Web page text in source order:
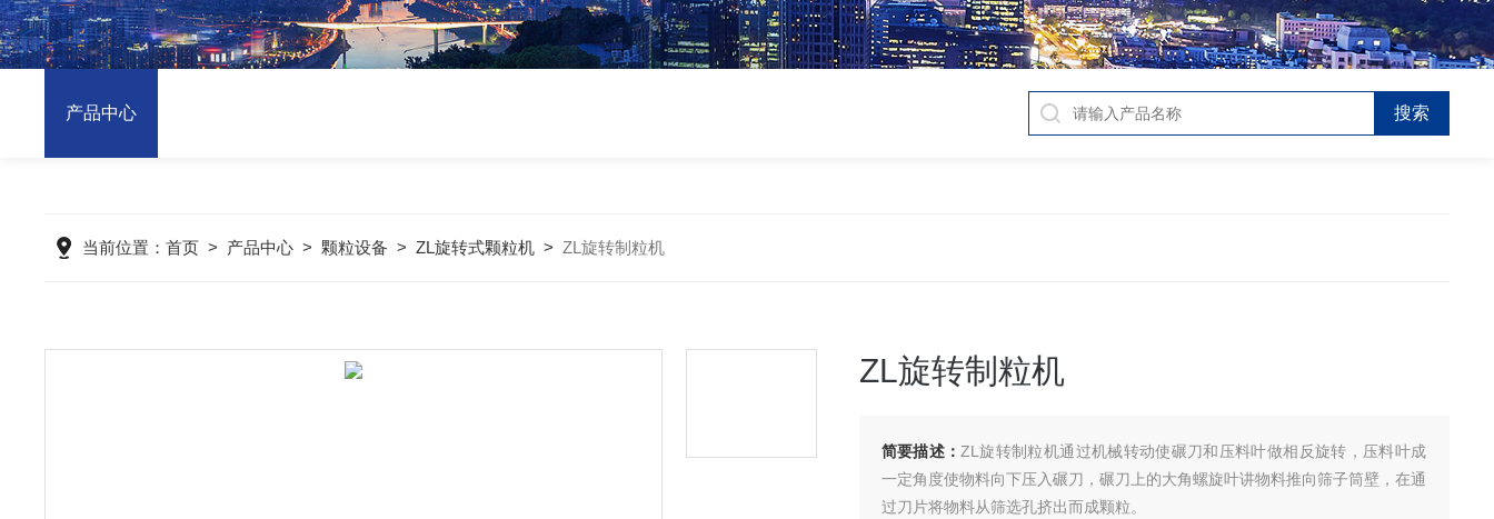
产品中心
当前位置：首页 > 产品中心 >颗粒设备 >ZL旋转式颗粒机 >ZL旋转制粒机
ZL旋转制粒机
简要描述： ZL旋转制粒机通过机械转动使碾刀和压料叶做相反旋转，压料叶成
一定角度使物料向下压入碾刀，碾刀上的大角螺旋叶讲物料推向筛子筒壁，在通
过刀片将物料从筛选孔挤出而成颗粒。